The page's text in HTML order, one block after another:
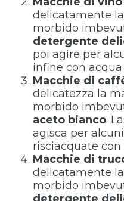
delicatamente
morbido
detergente
poi agire per
infine con acqua
Macchie di
delicatezza la
morbido
aceto bianco.
agisca per
risciacquate con
Macchie di
delicatamente
morbido